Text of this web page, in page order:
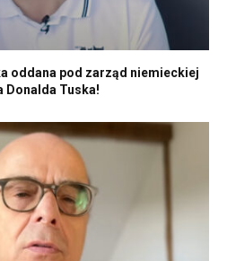
oddana pod zarząd niemieckiej
Tuska!